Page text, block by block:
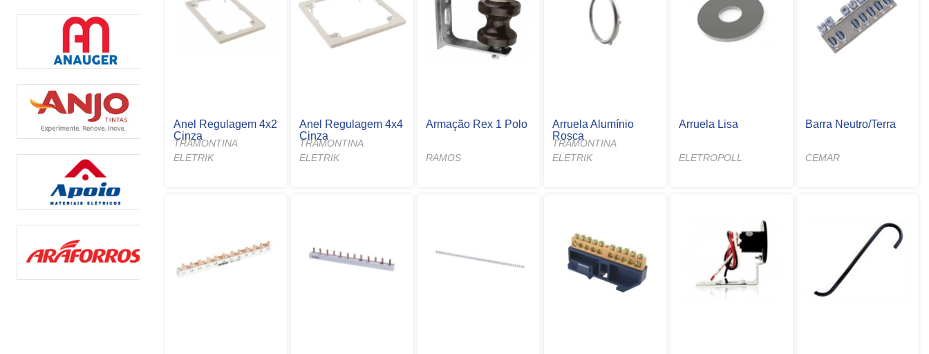
Anel Regulagem 4x2
Cinza
TRAMONTINA
ELETRIK
Anel Regulagem 4x4
Cinza
TRAMONTINA
ELETRIK
Armação Rex 1 Polo
RAMOS
Arruela Alumínio
Rosca
TRAMONTINA
ELETRIK
Arruela Lisa
ELETROPOLL
Barra Neutro/Terra
CEMAR